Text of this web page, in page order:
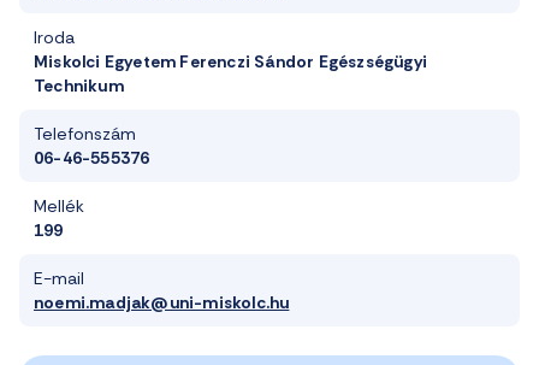
Iroda
Miskolci Egyetem Ferenczi Sándor Egészségügyi
Technikum
Telefonszám
06-46-555376
Mellék
199
E-mail
noemi.madjak@uni-miskolc.hu